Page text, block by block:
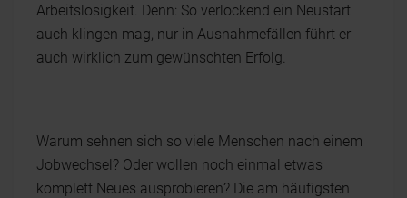
Arbeitslosigkeit. Denn: So verlockend ein Neustart
auch klingen mag, nur in Ausnahmefällen führt er
auch wirklich zum gewünschten Erfolg.
Warum sehnen sich so viele Menschen nach einem
Jobwechsel? Oder wollen noch einmal etwas
komplett Neues ausprobieren? Die am häufigsten